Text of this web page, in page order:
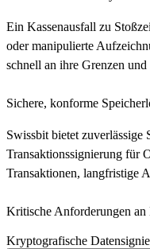
Ein Kassenausfall zu
oder manipulierte
schnell an ihre Grenzen
Sichere, konforme
Swissbit bietet
Transaktionssignierung für
Transaktionen, langfristige
Kritische Anforderungen an
Kryptografische